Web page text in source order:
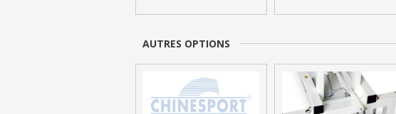
AUTRES OPTIONS